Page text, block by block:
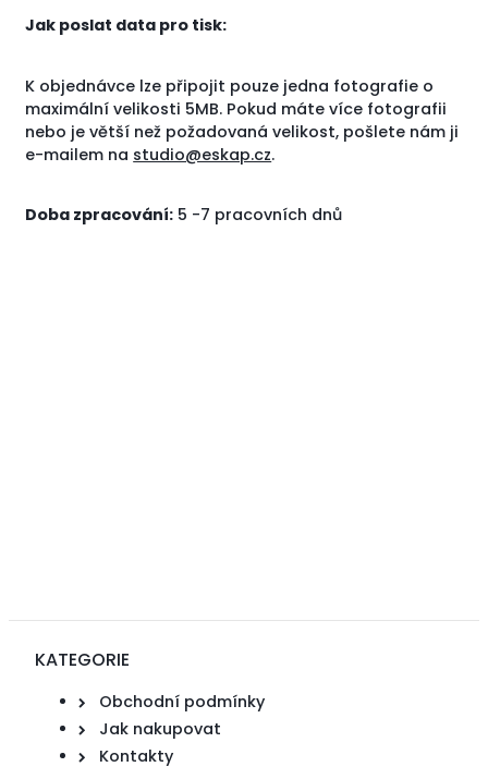
Jak poslat data pro tisk:
K objednávce lze připojit pouze jedna fotografie o
maximální velikosti 5MB. Pokud máte více fotografii
nebo je větší než požadovaná velikost, pošlete nám ji
e-mailem na studio@eskap.cz.
Doba zpracování: 5 -7 pracovních dnů
KATEGORIE
Obchodní podmínky
Jak nakupovat
Kontakty